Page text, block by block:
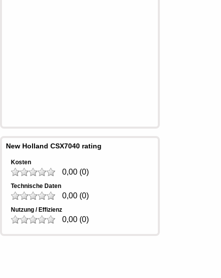
New Holland CSX7040 rating
Kosten
0,00 (0)
Technische Daten
0,00 (0)
Nutzung / Effizienz
0,00 (0)